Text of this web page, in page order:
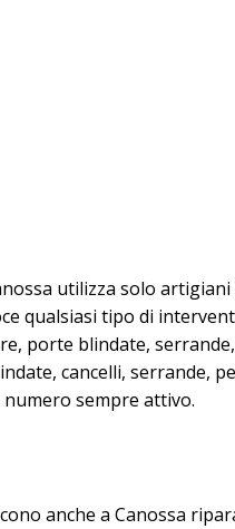
utilizza solo
qualsiasi tipo di
porte blindate,
cancelli, serrande,
sempre attivo.
anche a Canossa